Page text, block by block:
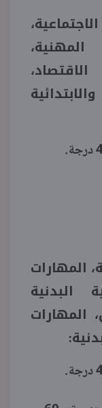
المهنية،
المهارات
البدنية
المهارات